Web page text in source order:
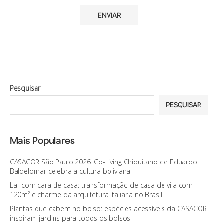
Pesquisar
PESQUISAR
Mais Populares
CASACOR São Paulo 2026: Co-Living Chiquitano de Eduardo
Baldelomar celebra a cultura boliviana
Lar com cara de casa: transformação de casa de vila com
120m² e charme da arquitetura italiana no Brasil
Plantas que cabem no bolso: espécies acessíveis da CASACOR
inspiram jardins para todos os bolsos